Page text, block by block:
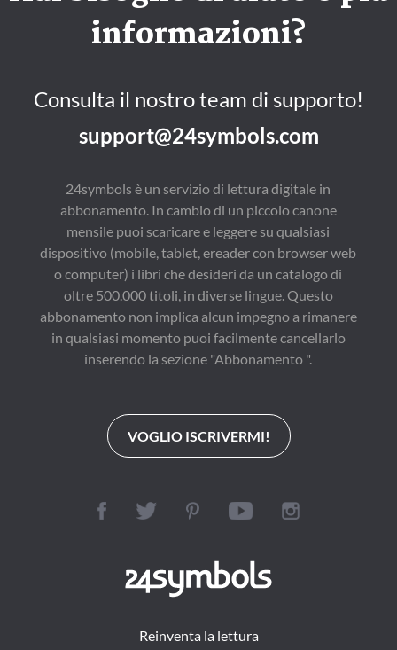
informazioni?
Consulta il nostro team di supporto!
support@24symbols.com
24symbols è un servizio di lettura digitale in
abbonamento. In cambio di un piccolo canone
mensile puoi scaricare e leggere su qualsiasi
dispositivo (mobile, tablet, ereader con browser web
o computer) i libri che desideri da un catalogo di
oltre 500.000 titoli, in diverse lingue. Questo
abbonamento non implica alcun impegno a rimanere
in qualsiasi momento puoi facilmente cancellarlo
inserendo la sezione "Abbonamento ".
VOGLIO ISCRIVERMI!
Reinventa la lettura